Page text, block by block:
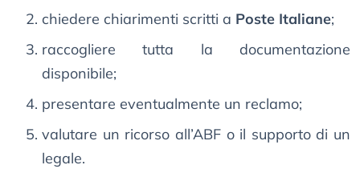
chiedere chiarimenti scritti a Poste Italiane;
raccogliere tutta la documentazione
disponibile;
presentare eventualmente un reclamo;
valutare un ricorso all’ABF o il supporto di un
legale.